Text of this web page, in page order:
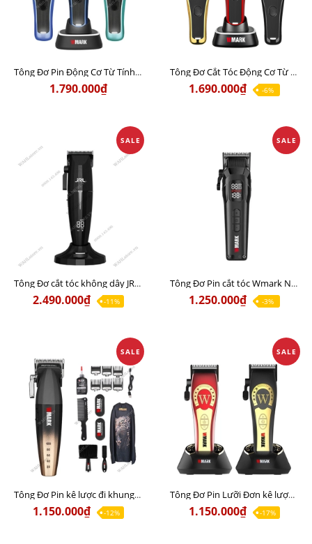
Tông Đơ Pin Động Cơ Từ Tính WMARK NG-X1 POLAR Chính Hãng
1.790.000₫
Tông Đơ Cắt Tóc Động Cơ Từ Tính WMARK NG-X1 Chính Hãng
1.690.000₫ -6%
SALE
Tông Đơ cắt tóc không dây JRL ONYX Chính Hãng Mỹ
2.490.000₫ -11%
SALE
Tông Đơ Pin cắt tóc Wmark NG-8080 Chính Hãng
1.250.000₫ -3%
SALE
Tông Đơ Pin kê lược đi khung WMARK NG-2038 Chính Hãng
1.150.000₫ -12%
SALE
Tông Đơ Pin Lưỡi Đơn kê lược đi khung Wmark NG-8030 Chính Hãng
1.150.000₫ -17%